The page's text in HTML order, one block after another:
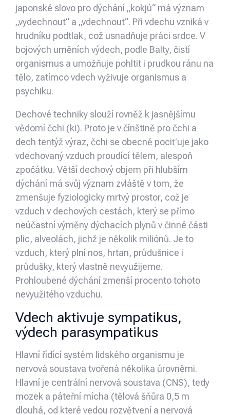
japonské slovo pro dýchání „kokjú“ má význam
„vydechnout“ a „vdechnout“. Při vdechu vzniká v
hrudníku podtlak, což usnadňuje práci srdce. V
bojových uměních výdech, podle Balty, čistí
organismus a umožňuje pohltit i prudkou ránu na
tělo, zatímco vdech vyživuje organismus a
psychiku.
Dechové techniky slouží rovněž k jasnějšímu
vědomí čchi (ki). Proto je v čínštině pro čchi a
dech tentýž výraz, čchi se obecně pociťuje jako
vdechovaný vzduch proudící tělem, alespoň
zpočátku. Větší dechový objem při hlubším
dýchání má svůj význam zvláště v tom, že
zmenšuje fyziologicky mrtvý prostor, což je
vzduch v dechových cestách, který se přímo
neúčastní výměny dýchacích plynů v činné části
plic, alveolách, jichž je několik miliónů. Je to
vzduch, který plní nos, hrtan, průdušnice i
průdušky, který vlastně nevyužijeme.
Prohloubené dýchání zmenší pro­cento tohoto
nevyužitého vzduchu.
Vdech aktivuje sympatikus,
výdech parasympatikus
Hlavní řídící systém lidského organismu je
nervová soustava tvořená několika úrovněmi.
Hlavní je centrální nervová soustava (CNS), tedy
mozek a páteřní mícha (tělová šňůra 0,5 m
dlouhá, od které vedou rozvětvení a nervová